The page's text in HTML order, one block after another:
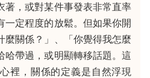
著，或對某件事發表非常直率
一定程度的放鬆。但如果你開
麼關係？」、「你覺得我怎麼
哈帶過，或明顯轉移話題。這
裡，關係的定義是自然浮現